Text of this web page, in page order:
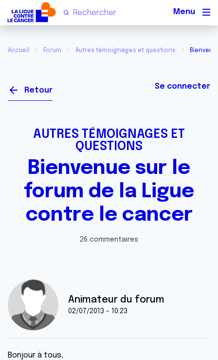
Accueil Forum Autres témoignages et questions
Retour Se connecter
AUTRES TÉMOIGNAGES ET
QUESTIONS
Bienvenue sur le
forum de la Ligue
contre le cancer
26 commentaires
Animateur du forum
02/07/2013 - 10:23
Bonjour à tous,